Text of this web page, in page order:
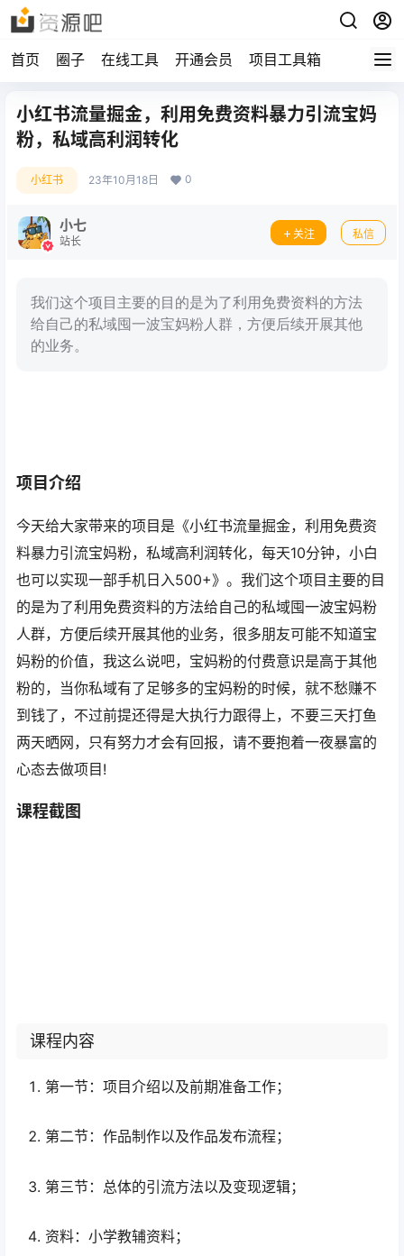
首页 圈子 在线工具 开通会员 项目工具箱
小红书流量掘金，利用免费资料暴力引流宝妈
粉，私域高利润转化
小红书 23年10月18日 0
小七
站长
关注 私信
我们这个项目主要的目的是为了利用免费资料的方法
给自己的私域囤一波宝妈粉人群，方便后续开展其他
的业务。
项目介绍
今天给大家带来的项目是《小红书流量掘金，利用免费资
料暴力引流宝妈粉，私域高利润转化，每天10分钟，小白
也可以实现一部手机日入500+》。我们这个项目主要的目
的是为了利用免费资料的方法给自己的私域囤一波宝妈粉
人群，方便后续开展其他的业务，很多朋友可能不知道宝
妈粉的价值，我这么说吧，宝妈粉的付费意识是高于其他
粉的，当你私域有了足够多的宝妈粉的时候，就不愁赚不
到钱了，不过前提还得是大执行力跟得上，不要三天打鱼
两天晒网，只有努力才会有回报，请不要抱着一夜暴富的
心态去做项目!
课程截图
课程内容
第一节：项目介绍以及前期准备工作；
第二节：作品制作以及作品发布流程；
第三节：总体的引流方法以及变现逻辑；
资料：小学教辅资料；